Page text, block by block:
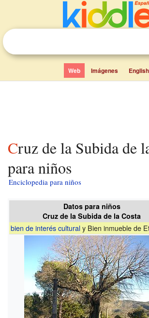
Web Imágenes English
Cruz de la Subida de la Costa
para niños
Enciclopedia para niños
Datos para niños
Cruz de la Subida de la Costa
bien de interés culturaly Bien inmueble de